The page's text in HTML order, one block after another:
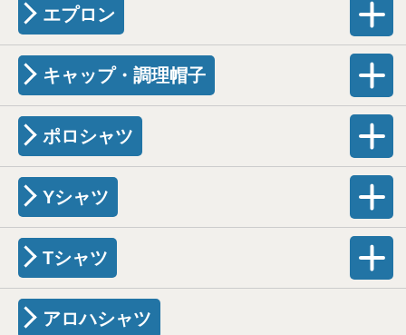
エプロン
キャップ・調理帽子
ポロシャツ
Yシャツ
Tシャツ
アロハシャツ